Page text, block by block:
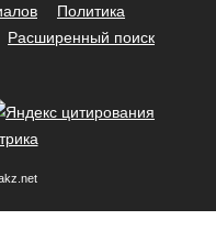
Политика
Расширенный поиск